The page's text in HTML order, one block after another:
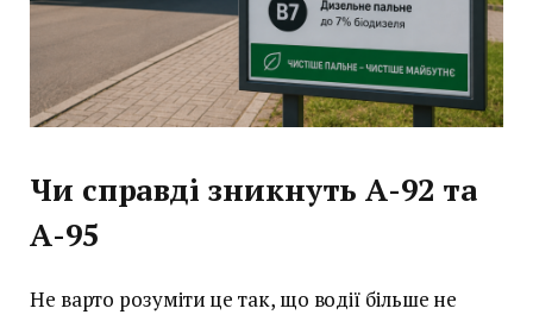
Чи справді зникнуть А-92 та
А-95
Не варто розуміти це так, що водії більше не